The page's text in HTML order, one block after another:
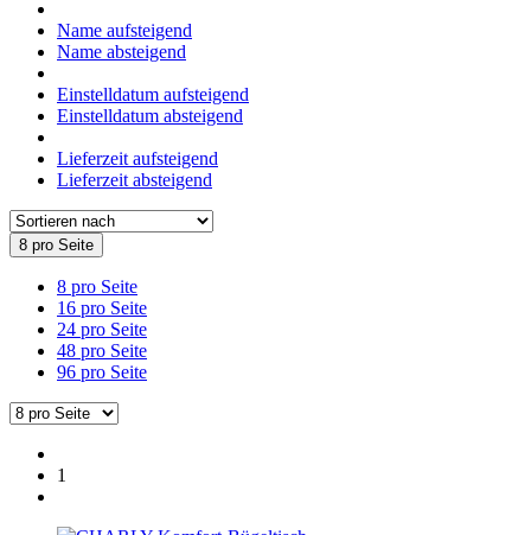
Name aufsteigend
Name absteigend
Einstelldatum aufsteigend
Einstelldatum absteigend
Lieferzeit aufsteigend
Lieferzeit absteigend
8 pro Seite
8 pro Seite
16 pro Seite
24 pro Seite
48 pro Seite
96 pro Seite
1